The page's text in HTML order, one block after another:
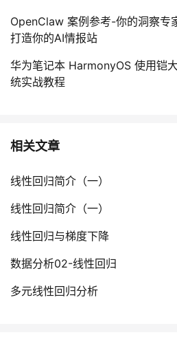
OpenClaw 案例参考-你的洞察专
打造你的AI情报站
华为笔记本 HarmonyOS 使用铠
统实战教程
相关文章
线性回归简介（一）
线性回归简介（一）
线性回归与梯度下降
数据分析02-线性回归
多元线性回归分析